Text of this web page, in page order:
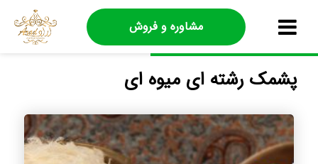
مشاوره و فروش
پشمک رشته ای میوه ای